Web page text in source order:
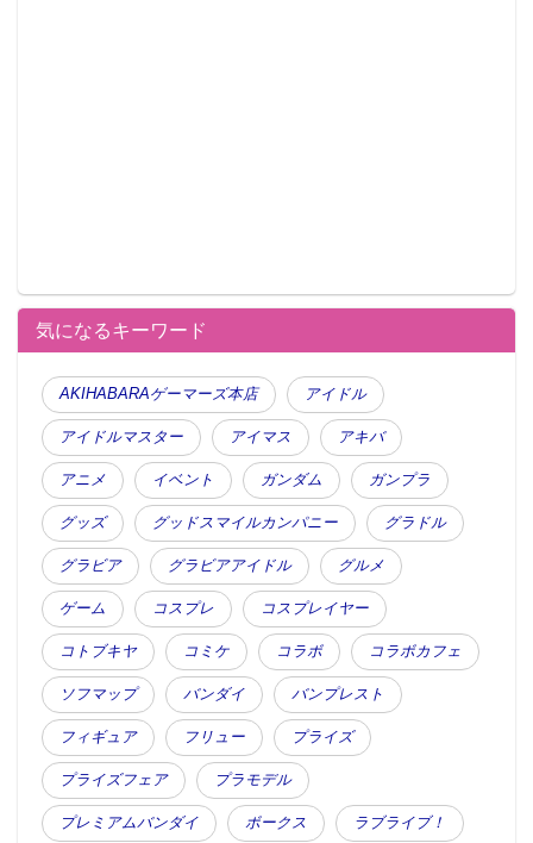
気になるキーワード
AKIHABARAゲーマーズ本店 アイドル
アイドルマスター アイマス アキバ
アニメ イベント ガンダム ガンプラ
グッズ グッドスマイルカンパニー グラドル
グラビア グラビアアイドル グルメ
ゲーム コスプレ コスプレイヤー
コトブキヤ コミケ コラボ コラボカフェ
ソフマップ バンダイ バンプレスト
フィギュア フリュー プライズ
プライズフェア プラモデル
プレミアムバンダイ ボークス ラブライブ！